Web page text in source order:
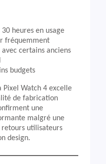
heures en usage
fréquemment
certains anciens
budgets
Pixel Watch 4 excelle
de fabrication
une
malgré une
utilisateurs
design.